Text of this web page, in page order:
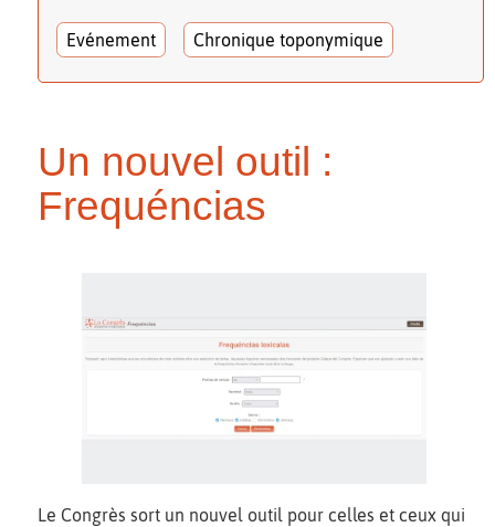
Evénement Chronique toponymique
Un nouvel outil :
Frequéncias
Le Congrès sort un nouvel outil pour celles et ceux qui